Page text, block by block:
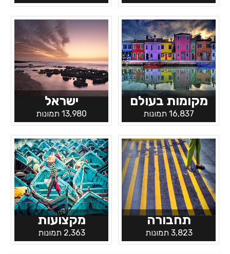
מקומות בעולם
16,837 תמונות
ישראל
13,980 תמונות
תחבורה
3,823 תמונות
מקצועות
2,363 תמונות